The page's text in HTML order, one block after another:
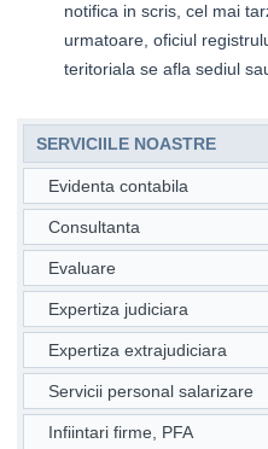
notifica in scris, cel mai
urmatoare, oficiul
teritoriala se afla sediul
SERVICIILE NOASTRE
Evidenta contabila
Consultanta
Evaluare
Expertiza judiciara
Expertiza extrajudiciara
Servicii personal salarizare
Infiintari firme, PFA